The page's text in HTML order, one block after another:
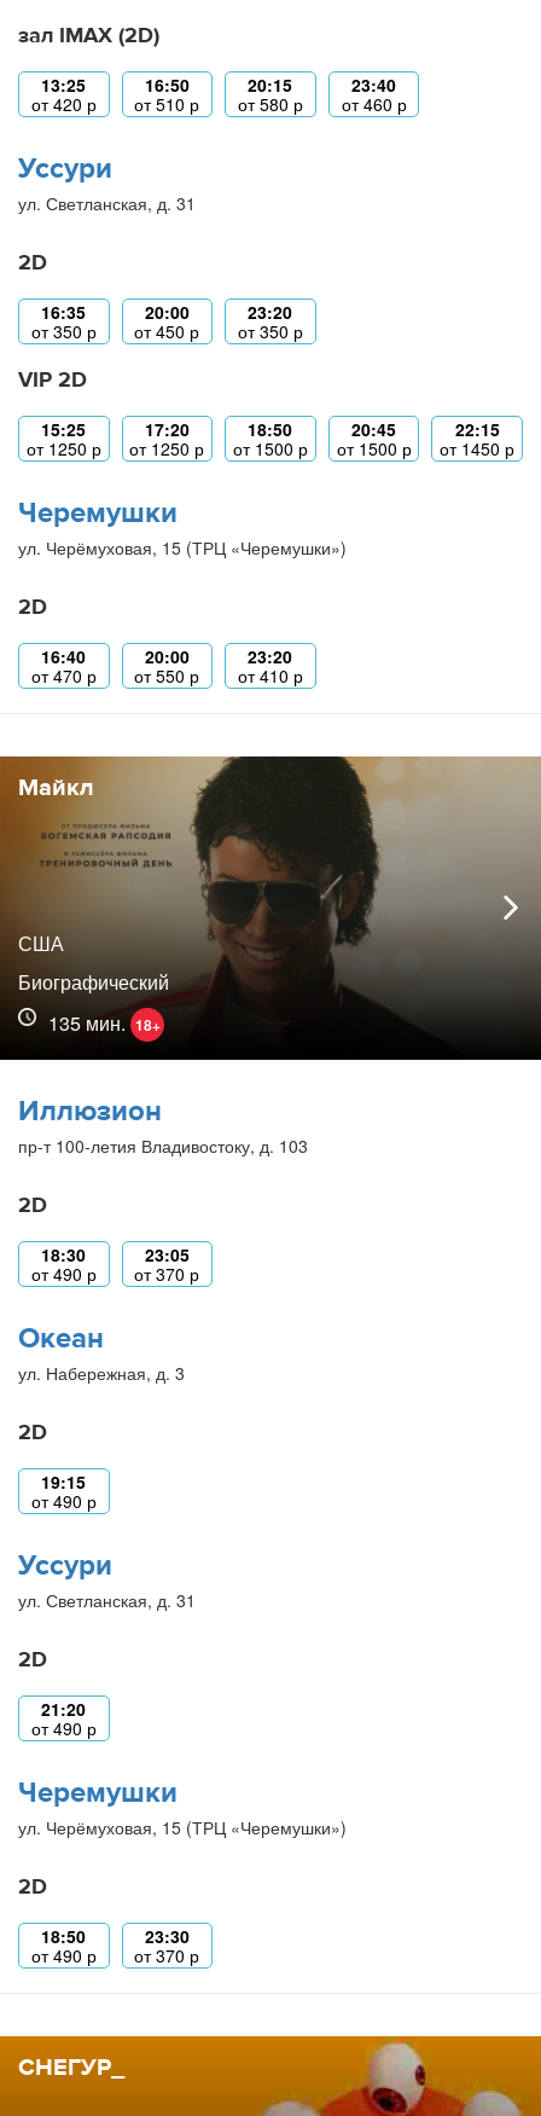
зал IMAX (2D)
13:25
от420 р
16:50
от510 р
20:15
от580 р
23:40
от460 р
Уссури
ул. Светланская, д. 31
2D
16:35
от350 р
20:00
от450 р
23:20
от350 р
VIP 2D
15:25
от 1250 р
17:20
от 1250 р
18:50
от 1500 р
20:45
от 1500 р
22:15
от 1450 р
Черемушки
ул. Черёмуховая, 15 (ТРЦ «Черемушки»)
2D
16:40
от470 р
20:00
от550 р
23:20
от410 р
Майкл
США
Биографический
135 мин. 18+
Иллюзион
пр-т 100-летия Владивостоку, д. 103
2D
18:30
от490 р
23:05
от370 р
Океан
ул. Набережная, д. 3
2D
19:15
от490 р
Уссури
ул. Светланская, д. 31
2D
21:20
от490 р
Черемушки
ул. Черёмуховая, 15 (ТРЦ «Черемушки»)
2D
18:50
от490 р
23:30
от370 р
СНЕГУР_